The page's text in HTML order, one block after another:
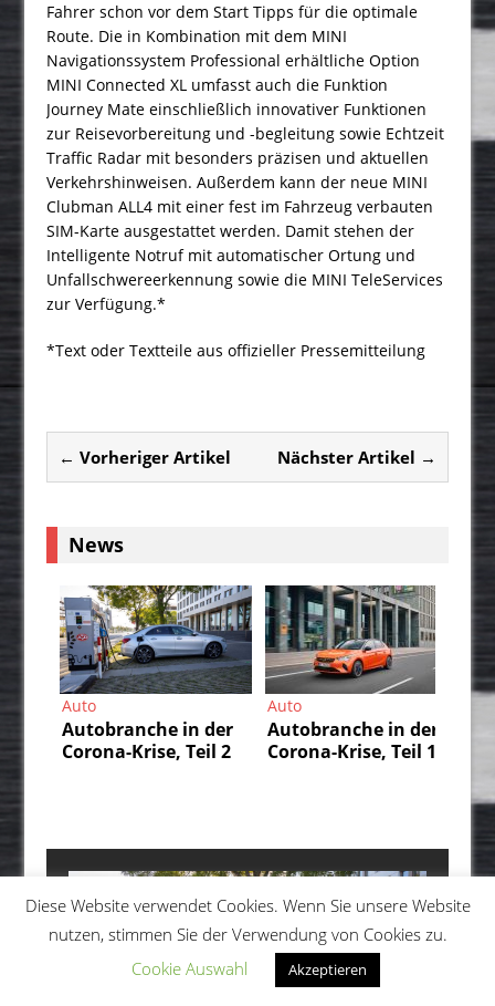
Fahrer schon vor dem Start Tipps für die optimale
Route. Die in Kombination mit dem MINI
Navigationssystem Professional erhältliche Option
MINI Connected XL umfasst auch die Funktion
Journey Mate einschließlich innovativer Funktionen
zur Reisevorbereitung und -begleitung sowie Echtzeit
Traffic Radar mit besonders präzisen und aktuellen
Verkehrshinweisen. Außerdem kann der neue MINI
Clubman ALL4 mit einer fest im Fahrzeug verbauten
SIM-Karte ausgestattet werden. Damit stehen der
Intelligente Notruf mit automatischer Ortung und
Unfallschwereerkennung sowie die MINI TeleServices
zur Verfügung.*
*Text oder Textteile aus offizieller Pressemitteilung
← Vorheriger Artikel Nächster Artikel →
News
Auto
Autobranche in der
Corona-Krise, Teil 2
Auto
Autobranche in der
Corona-Krise, Teil 1
Diese Website verwendet Cookies. Wenn Sie unsere Website
nutzen, stimmen Sie der Verwendung von Cookies zu.
Cookie Auswahl
Akzeptieren